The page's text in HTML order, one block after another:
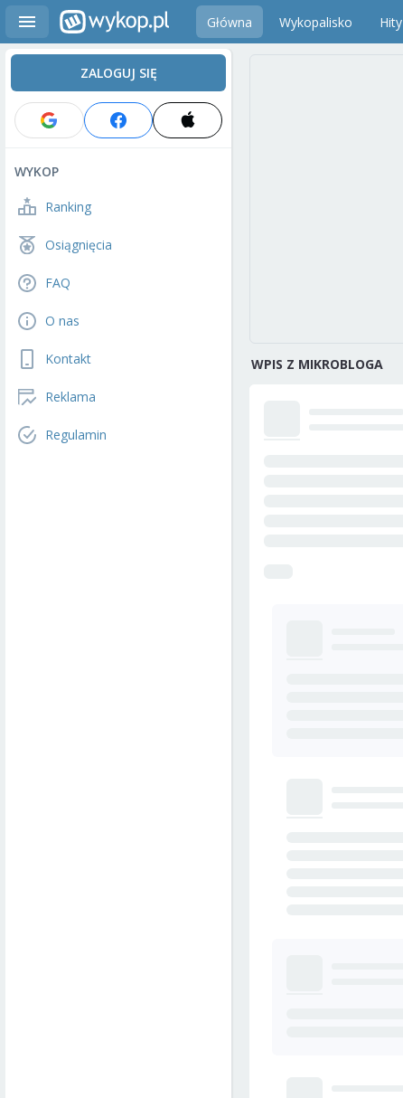
Główna Wykopalisko Hity
ZALOGUJ SIĘ
WYKOP
Ranking
Osiągnięcia
FAQ
O nas
Kontakt
Reklama
Regulamin
WPIS Z MIKROBLOGA